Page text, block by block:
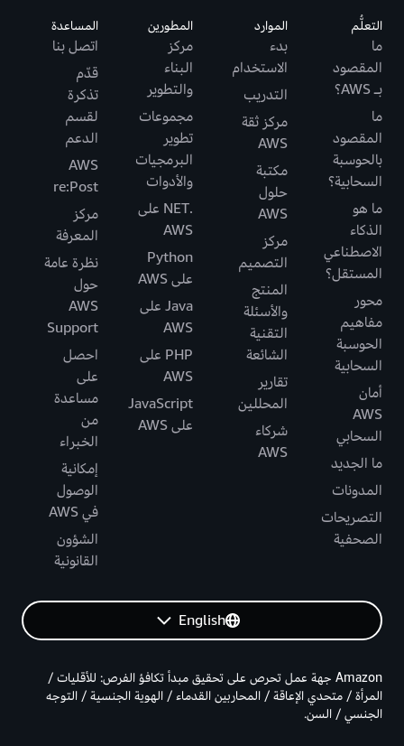
التعلُّم
ما
المقصود
بـ AWS؟
ما
المقصود
بالحوسبة
السحابية؟
ما هو
الذكاء
الاصطناعي
المستقل؟
محور
مفاهيم
الحوسبة
السحابية
أمان
AWS
السحابي
ما الجديد
المدونات
التصريحات
الصحفية
الموارد
بدء
الاستخدام
التدريب
مركز ثقة
AWS
مكتبة
حلول
AWS
مركز
التصميم
المنتج
والأسئلة
التقنية
الشائعة
تقارير
المحللين
شركاء
AWS
المطورين
مركز
البناء
والتطوير
مجموعات
تطوير
البرمجيات
والأدوات
.NET على
AWS
Python
على AWS
Java على
AWS
PHP على
AWS
JavaScript
على AWS
المساعدة
اتصل بنا
قدّم
تذكرة
لقسم
الدعم
AWS
re:Post
مركز
المعرفة
نظرة عامة
حول
AWS
Support
احصل
على
مساعدة
من
الخبراء
إمكانية
الوصول
في AWS
الشؤون
القانونية
English
Amazon جهة عمل تحرص على تحقيق مبدأ تكافؤ الفرص: للأقليات /
المرأة / متحدي الإعاقة / المحاربين القدماء / الهوية الجنسية / التوجه
الجنسي / السن.